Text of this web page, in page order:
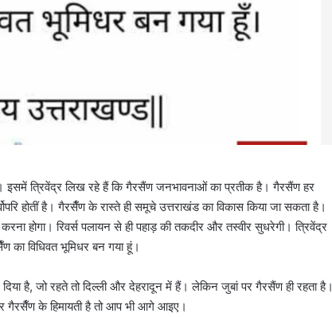
इसमें त्रिवेंद्र लिख रहे हैं कि गैरसैंण जनभावनाओं का प्रतीक है। गैरसैंण हर
होतीं है। गैरसैँण के रास्ते ही समूचे उत्तराखंड का विकास किया जा सकता है।
होगा। रिवर्स पलायन से ही पहाड़ की तकदीर और तस्वीर सुधरेगी। त्रिवेंद्र
का विधिवत भूमिधर बन गया हूं।
है, जो रहते तो दिल्ली और देहरादून में हैं। लेकिन जुबां पर गैरसैंण ही रहता है।
गैरसैँण के हिमायती है तो आप भी आगे आइए।